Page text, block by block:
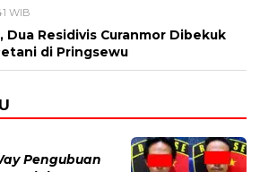
WIB
Dua Residivis Curanmor Dibekuk
di Pringsewu
Pengubuan